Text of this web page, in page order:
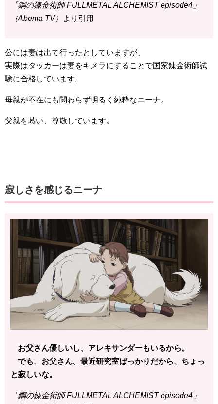
「鋼の錬金術師 FULLMETAL ALCHEMIST episode4」
（Abema TV）
より引用
公には妻は出て行ったとしていますが、
実際はタッカーは妻をキメラにすることで国家錬金術師試
験に合格しています。
母親が不在にも関わらず明るく純粋なニーナ。
父親を慕い、尊敬しています。
寂しさを感じるニーナ
お父さん優しいし、アレキサンダーもいるから。
でも、お父さん、最近研究室ばっかりだから、ちょっ
と寂しいな。
「鋼の錬金術師 FULLMETAL ALCHEMIST episode4」